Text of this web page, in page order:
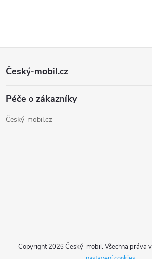
Z
p
Český-mobil.cz
Péče o zákazníky
Český-mobil.cz
Copyright 2026 Český-mobil. Všechna práva